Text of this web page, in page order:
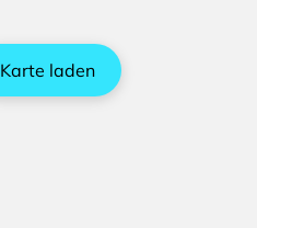
Karte laden